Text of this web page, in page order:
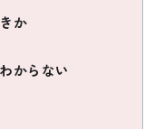
か
からない